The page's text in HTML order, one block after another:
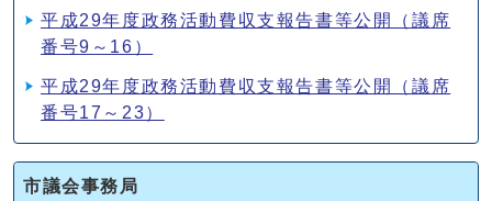
平成29年度政務活動費収支報告書等公開（議席
番号9～16）
平成29年度政務活動費収支報告書等公開（議席
番号17～23）
市議会事務局